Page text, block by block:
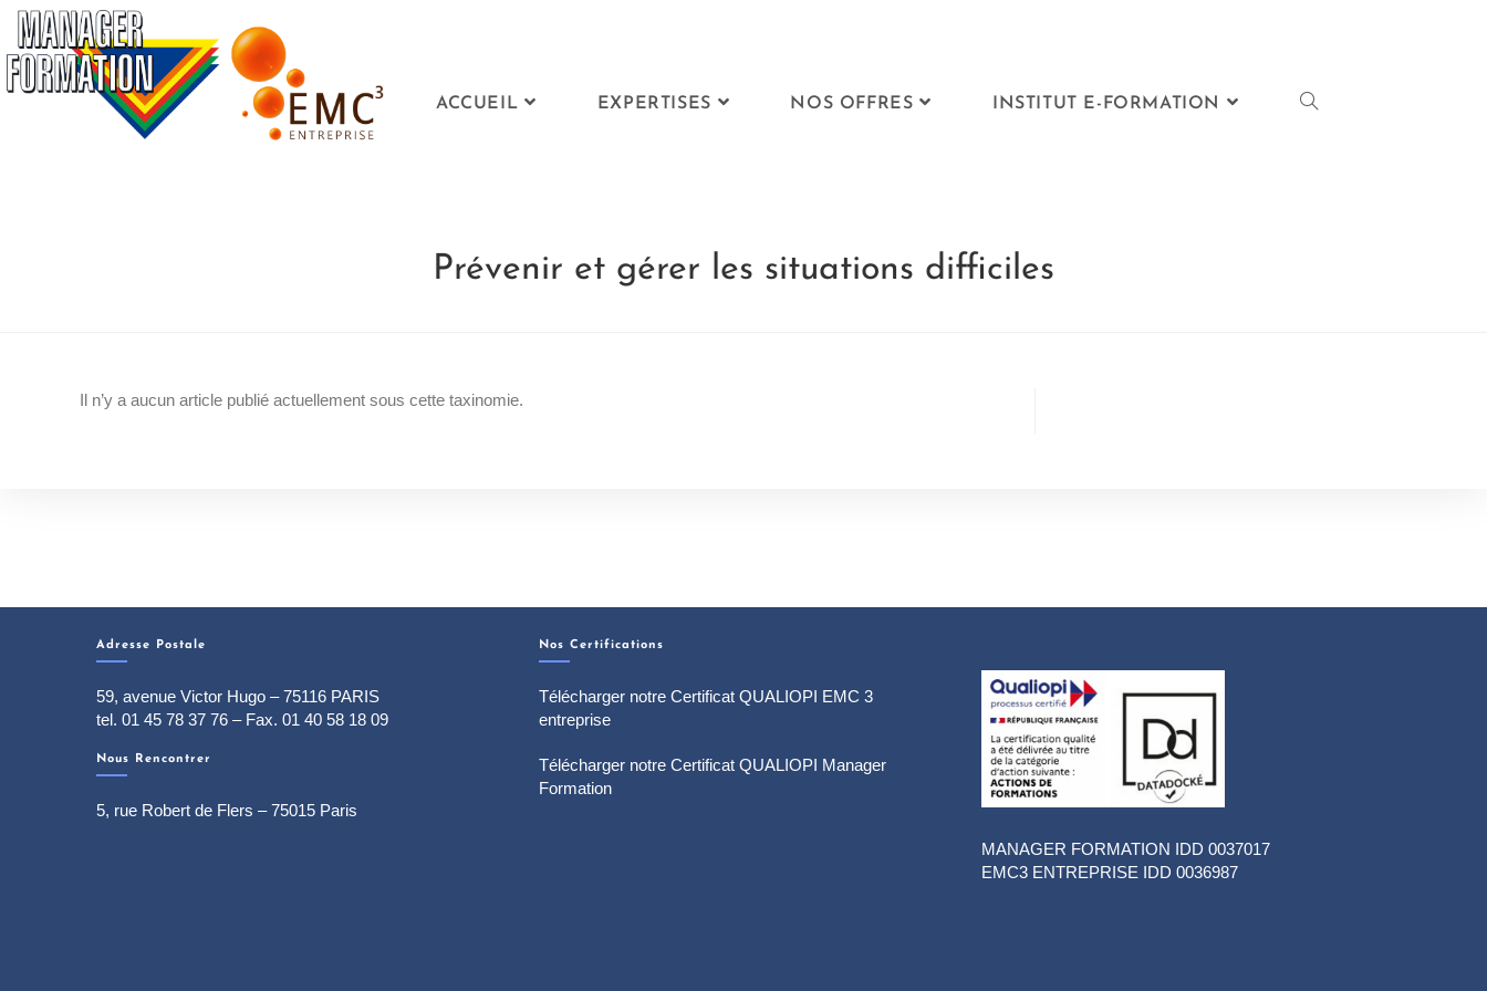
ACCUEIL EXPERTISES NOS OFFRES INSTITUT E-FORMATION
Prévenir et gérer les situations difficiles
Il n’y a aucun article publié actuellement sous cette taxinomie.
Adresse Postale
59, avenue Victor Hugo – 75116 PARIS
tel. 01 45 78 37 76 – Fax. 01 40 58 18 09
Nous Rencontrer
5, rue Robert de Flers – 75015 Paris
Nos Certifications
Télécharger notre Certificat QUALIOPI EMC 3
entreprise
Télécharger notre Certificat QUALIOPI Manager
Formation
MANAGER FORMATION IDD 0037017
EMC3 ENTREPRISE IDD 0036987